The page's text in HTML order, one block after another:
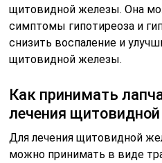
щитовидной железы. Она
симптомы гипотиреоза и
снизить воспаление и
щитовидной железы.
Как принимать
лечения
Для лечения щитовидной
можно принимать в виде